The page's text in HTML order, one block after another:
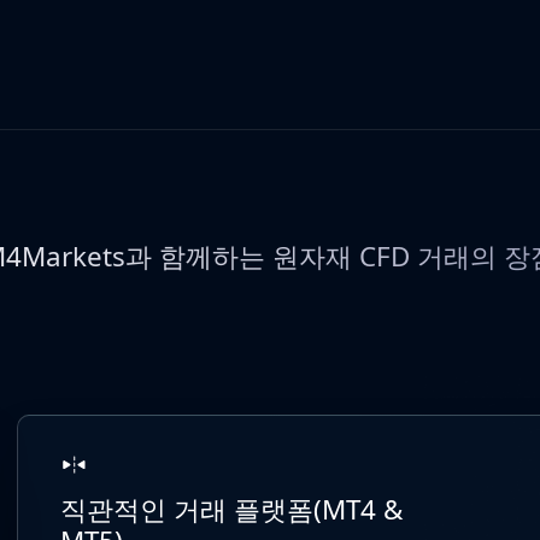
과 함께하는 원자재 CFD 거래의 장
직관적인 거래 플랫폼(MT4 &